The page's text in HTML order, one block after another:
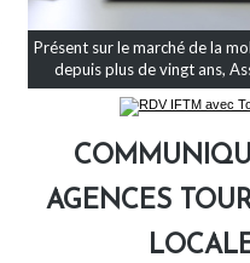
Présent sur le marché de la
depuis plus de vingt ans,
AGENCES